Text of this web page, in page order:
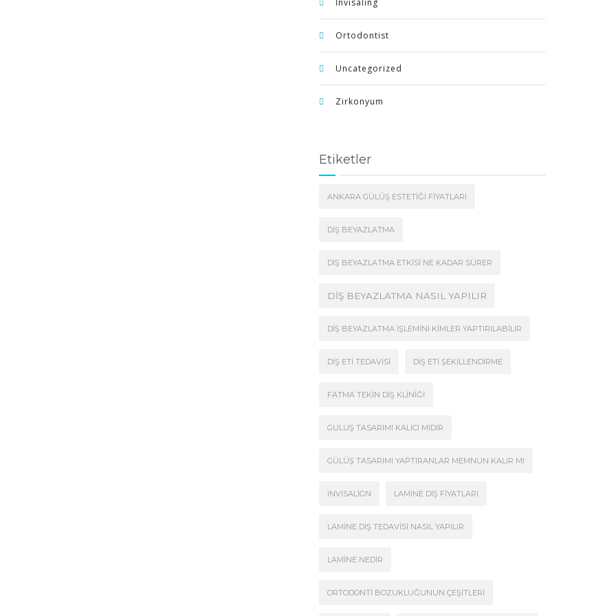
İnvisaling
Ortodontist
Uncategorized
Zirkonyum
Etiketler
ANKARA GÜLÜŞ ESTETIĞI FIYATLARI
DIŞ BEYAZLATMA
DIŞ BEYAZLATMA ETKISI NE KADAR SÜRER
DIŞ BEYAZLATMA NASIL YAPILIR
DIŞ BEYAZLATMA İŞLEMINI KIMLER YAPTIRILABILIR
DIŞ ETI TEDAVISI DIŞ ETI ŞEKILLENDIRME
FATMA TEKIN DIŞ KLINIĞI
GÜLÜŞ TASARIMI KALICI MIDIR
GÜLÜŞ TASARIMI YAPTIRANLAR MEMNUN KALIR MI
INVISALIGN LAMINE DIŞ FIYATLARI
LAMINE DIŞ TEDAVISI NASIL YAPILIR
LAMINE NEDIR
ORTODONTI BOZUKLUĞUNUN ÇEŞITLERI